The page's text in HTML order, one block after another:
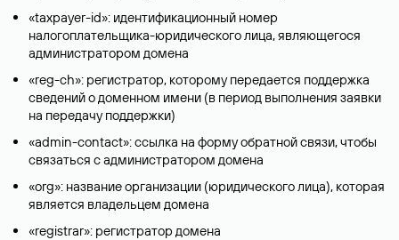
«taxpayer-id»: идентификационный номер
налогоплательщика-юридического лица, являющегося
администратором домена
«reg-ch»: регистратор, которому передается поддержка
сведений о доменном имени (в период выполнения заявки
на передачу поддержки)
«admin-contact»: ссылка на форму обратной связи, чтобы
связаться с администратором домена
«org»: название организации (юридического лица), которая
является владельцем домена
«registrar»: регистратор домена